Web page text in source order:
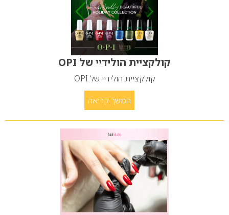
קולקציית הולידיי של OPI
קולקציית הולידיי של OPI
המשך קריאה